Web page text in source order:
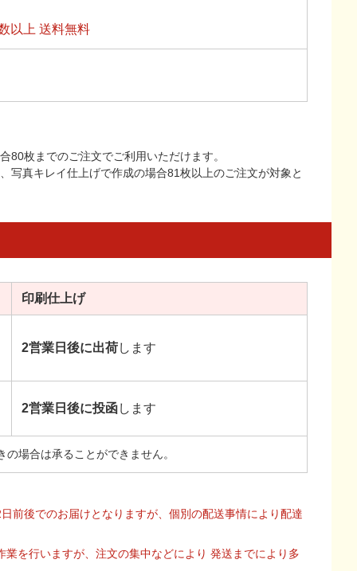
以上 送料無料
枚までのご注文でご利用いただけます。
写真キレイ仕上げで作成の場合81枚以上のご注文が対象と
印刷仕上げ
2営業日後に出荷します
2営業日後に投函します
場合は承ることができません。
前後でのお届けとなりますが、個別の配送事情により配達
を行いますが、注文の集中などにより 発送までにより多